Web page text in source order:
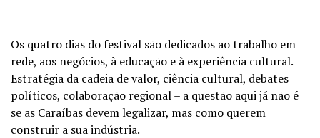
Os quatro dias do festival são dedicados ao trabalho em
rede, aos negócios, à educação e à experiência cultural.
Estratégia da cadeia de valor, ciência cultural, debates
políticos, colaboração regional – a questão aqui já não é
se as Caraíbas devem legalizar, mas como querem
construir a sua indústria.